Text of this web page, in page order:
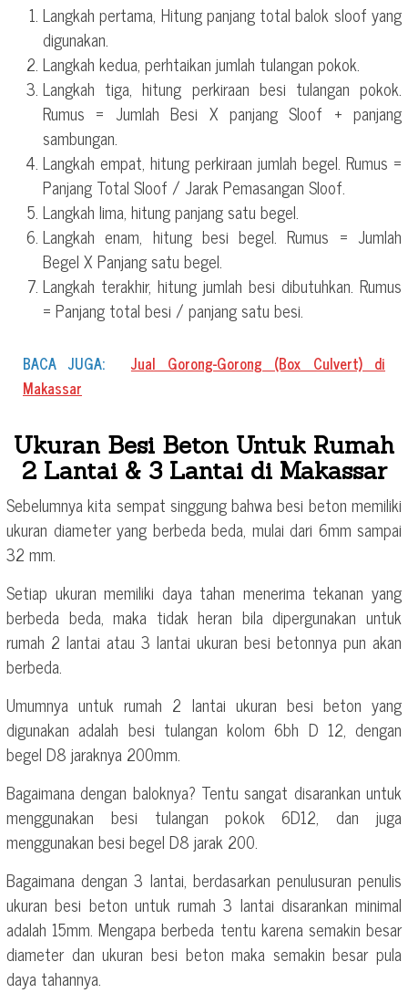
Langkah pertama, Hitung panjang total balok sloof yang
digunakan.
Langkah kedua, perhtaikan jumlah tulangan pokok.
Langkah tiga, hitung perkiraan besi tulangan pokok.
Rumus = Jumlah Besi X panjang Sloof + panjang
sambungan.
Langkah empat, hitung perkiraan jumlah begel. Rumus =
Panjang Total Sloof / Jarak Pemasangan Sloof.
Langkah lima, hitung panjang satu begel.
Langkah enam, hitung besi begel. Rumus = Jumlah
Begel X Panjang satu begel.
Langkah terakhir, hitung jumlah besi dibutuhkan. Rumus
= Panjang total besi / panjang satu besi.
BACA JUGA:
Jual Gorong-Gorong (Box Culvert) di
Makassar
Ukuran Besi Beton Untuk Rumah
2 Lantai & 3 Lantai di Makassar
Sebelumnya kita sempat singgung bahwa besi beton memiliki
ukuran diameter yang berbeda beda, mulai dari 6mm sampai
32 mm.
Setiap ukuran memiliki daya tahan menerima tekanan yang
berbeda beda, maka tidak heran bila dipergunakan untuk
rumah 2 lantai atau 3 lantai ukuran besi betonnya pun akan
berbeda.
Umumnya untuk rumah 2 lantai ukuran besi beton yang
digunakan adalah besi tulangan kolom 6bh D 12, dengan
begel D8 jaraknya 200mm.
Bagaimana dengan baloknya? Tentu sangat disarankan untuk
menggunakan besi tulangan pokok 6D12, dan juga
menggunakan besi begel D8 jarak 200.
Bagaimana dengan 3 lantai, berdasarkan penulusuran penulis
ukuran besi beton untuk rumah 3 lantai disarankan minimal
adalah 15mm. Mengapa berbeda tentu karena semakin besar
diameter dan ukuran besi beton maka semakin besar pula
daya tahannya.